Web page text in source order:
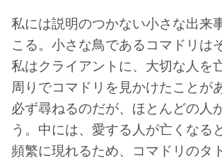
私には説明のつかない小さな出来
こる。小さな鳥であるコマドリは
私はクライアントに、大切な人を
周りでコマドリを見かけたことが
必ず尋ねるのだが、ほとんどの人
う。中には、愛する人が亡くなる
頻繁に現れるため、コマドリのタ